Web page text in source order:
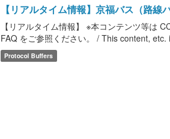
【リアルタイム情報】京福バス（路線
【リアルタイム情報】 ※本コンテンツ等は
FAQ をご参照ください。 / This content,
Protocol Buffers